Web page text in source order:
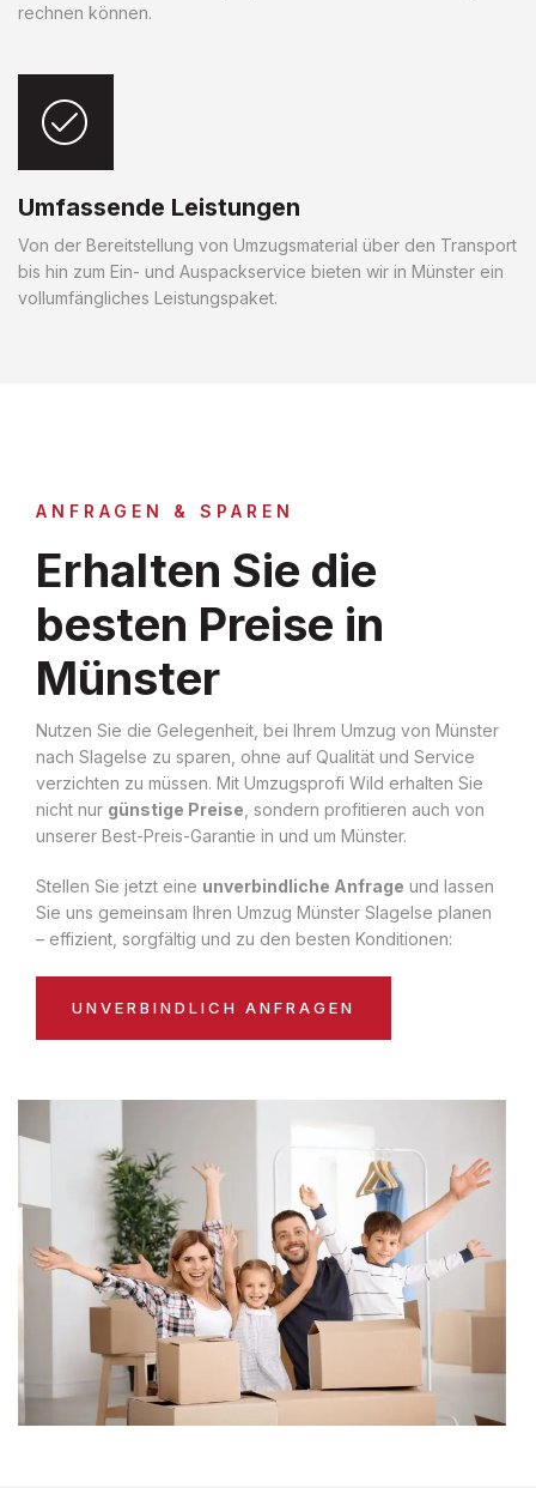
rechnen können.
Umfassende Leistungen
Von der Bereitstellung von Umzugsmaterial über den Transport
bis hin zum Ein- und Auspackservice bieten wir in Münster ein
vollumfängliches Leistungspaket.
ANFRAGEN & SPAREN
Erhalten Sie die
besten Preise in
Münster
Nutzen Sie die Gelegenheit, bei Ihrem Umzug von Münster
nach Slagelse zu sparen, ohne auf Qualität und Service
verzichten zu müssen. Mit Umzugsprofi Wild erhalten Sie
nicht nur günstige Preise , sondern profitieren auch von
unserer Best-Preis-Garantie in und um Münster.
Stellen Sie jetzt eine unverbindliche Anfrage und lassen
Sie uns gemeinsam Ihren Umzug Münster Slagelse planen
– effizient, sorgfältig und zu den besten Konditionen:
UNVERBINDLICH ANFRAGEN